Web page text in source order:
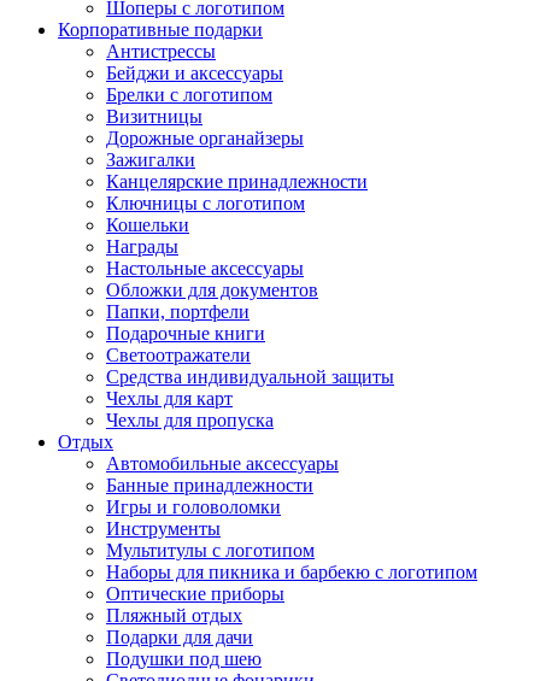
Шоперы с логотипом
Корпоративные подарки
Антистрессы
Бейджи и аксессуары
Брелки с логотипом
Визитницы
Дорожные органайзеры
Зажигалки
Канцелярские принадлежности
Ключницы с логотипом
Кошельки
Награды
Настольные аксессуары
Обложки для документов
Папки, портфели
Подарочные книги
Светоотражатели
Средства индивидуальной защиты
Чехлы для карт
Чехлы для пропуска
Отдых
Автомобильные аксессуары
Банные принадлежности
Игры и головоломки
Инструменты
Мультитулы с логотипом
Наборы для пикника и барбекю с логотипом
Оптические приборы
Пляжный отдых
Подарки для дачи
Подушки под шею